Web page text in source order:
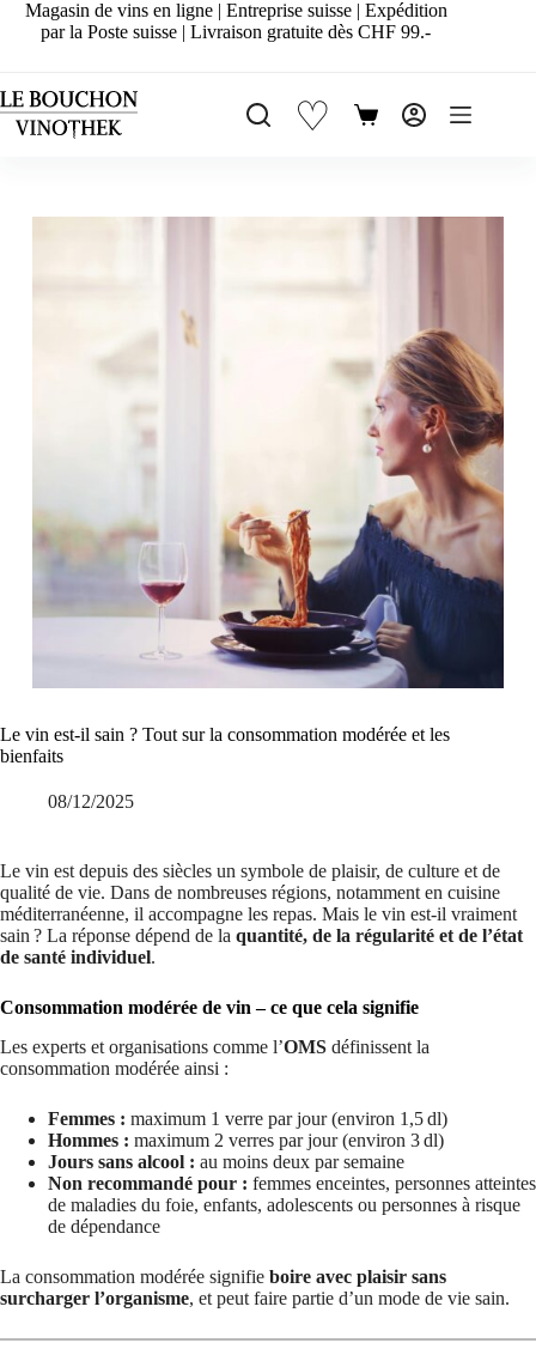
PasserMagasin de vins en ligne | Entreprise suisse | Expédition
par la Poste suisse | Livraison gratuite dès CHF 99.-
♡
Panier
Le vin est-il sain ? Tout sur la consommation modérée et les
bienfaits
08/12/2025
Le vin est depuis des siècles un symbole de plaisir, de culture et de
qualité de vie. Dans de nombreuses régions, notamment en cuisine
méditerranéenne, il accompagne les repas. Mais le vin est-il vraiment
sain ? La réponse dépend de la quantité, de la régularité et de l’état
de santé individuel.
Consommation modérée de vin – ce que cela signifie
Les experts et organisations comme l’OMS définissent la
consommation modérée ainsi :
Femmes : maximum 1 verre par jour (environ 1,5 dl)
Hommes : maximum 2 verres par jour (environ 3 dl)
Jours sans alcool : au moins deux par semaine
Non recommandé pour : femmes enceintes, personnes atteintes
de maladies du foie, enfants, adolescents ou personnes à risque
de dépendance
La consommation modérée signifie boire avec plaisir sans
surcharger l’organisme, et peut faire partie d’un mode de vie sain.